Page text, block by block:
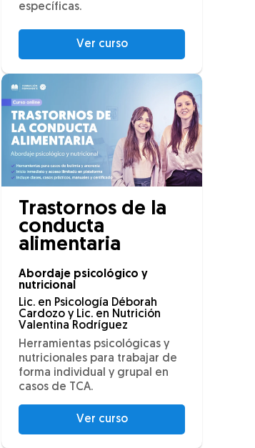
específicas.
Ver curso
Trastornos de la
conducta
alimentaria
Abordaje psicológico y
nutricional
Lic. en Psicología Déborah
Cardozo y Lic. en Nutrición
Valentina Rodríguez
Herramientas psicológicas y
nutricionales para trabajar de
forma individual y grupal en
casos de TCA.
Ver curso